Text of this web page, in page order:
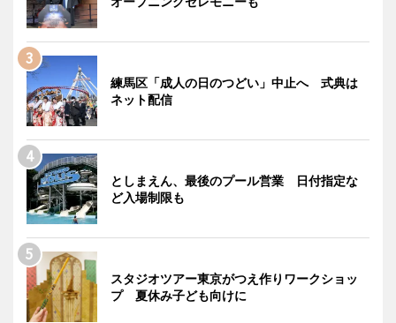
練馬区「成人の日のつどい」中止へ 式典は
ネット配信
としまえん、最後のプール営業 日付指定な
ど入場制限も
スタジオツアー東京がつえ作りワークショッ
プ 夏休み子ども向けに